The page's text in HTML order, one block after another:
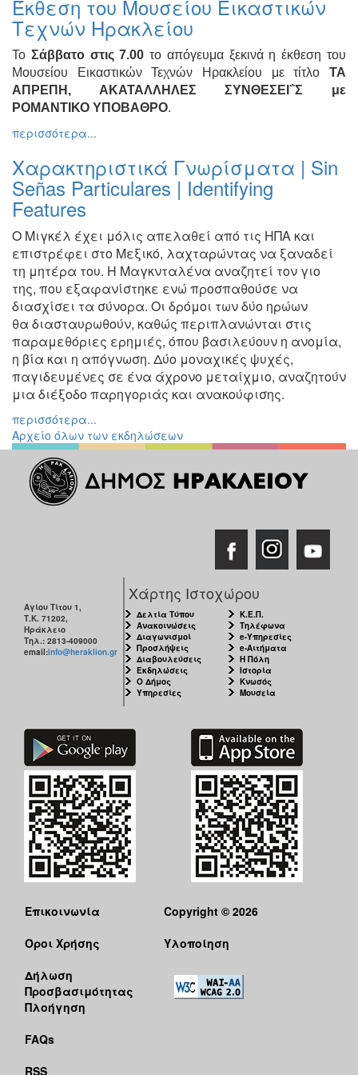
Ζωγραφική
Φωτογραφία
Τραγούδι
Μουσική
Κινηματογράφος
Χορός
Παζάρι
Ειδών
Συνέδρια
Ημερίδες
-
Διημερίδες
Σεμινάρια-
Διαλέξεις-
Ομιλίες
Διάφορες
Εκθέσεις
Εκδηλώσεις
για
Παιδιά
Άλλες
Εκδηλώσεις
ΔΗΜΟΣ
ΠΟΛΙΤΙΣΜΟΣ
Έκθεση του Μουσείου Εικαστικών
Τεχνών Ηρακλείου
Το Σάββατο στις 7.00 το απόγευμα ξεκινά η έκθεση του
Μουσείου Εικαστικών Τεχνών Ηρακλείου με τίτλο ΤΑ
ΑΠΡΕΠΗ, ΑΚΑΤΑΛΛΗΛΕΣ ΣΥΝΘΕΣΕΙ΅Σ με
ΡΟΜΑΝΤΙΚΟ ΥΠΟΒΑΘΡΟ.
περισσότερα...
Χαρακτηριστικά Γνωρίσματα | Sin
Señas Particulares | Identifying
Features
Ο Μιγκέλ έχει μόλις απελαθεί από τις ΗΠΑ και
επιστρέφει στο Μεξικό, λαχταρώντας να ξαναδεί
τη μητέρα του. Η Μαγκνταλένα αναζητεί τον γιο
της, που εξαφανίστηκε ενώ προσπαθούσε να
διασχίσει τα σύνορα. Οι δρόμοι των δύο ηρώων
θα διασταυρωθούν, καθώς περιπλανώνται στις
παραμεθόριες ερημιές, όπου βασιλεύουν η ανομία,
η βία και η απόγνωση. Δύο μοναχικές ψυχές,
παγιδευμένες σε ένα άχρονο μεταίχμιο, αναζητούν
μια διέξοδο παρηγοριάς και ανακούφισης.
περισσότερα...
Αρχείο όλων των εκδηλώσεων
Αγίου Τίτου 1,
Τ.Κ. 71202,
Ηράκλειο
Τηλ.: 2813-409000
email:info@heraklion.gr
Χάρτης Ιστοχώρου
Δελτία Τύπου
Ανακοινώσεις
Διαγωνισμοί
Προσλήψεις
Διαβουλεύσεις
Εκδηλώσεις
Ο Δήμος
Υπηρεσίες
Κ.Ε.Π.
Τηλέφωνα
e-Υπηρεσίες
e-Αιτήματα
Η Πόλη
Ιστορία
Κνωσός
Μουσεία
Επικοινωνία
Όροι Χρήσης
Δήλωση
Προσβασιμότητας
Πλοήγηση
FAQs
RSS
Copyright © 2026
Υλοποίηση